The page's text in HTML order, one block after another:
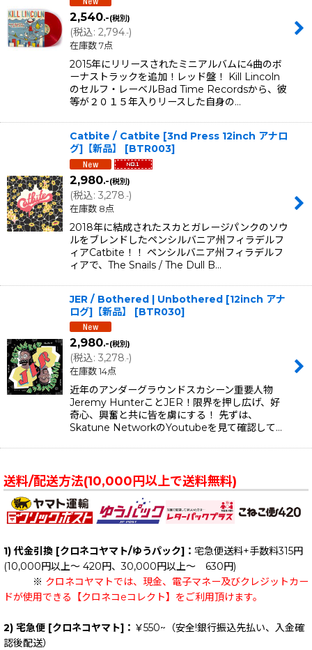
2,540.-(税別)
(税込: 2,794.-)
在庫数 7点
2015年にリリースされたミニアルバムに4曲のボ
ーナストラックを追加！レッド盤！ Kill Lincoln
のセルフ・レーベルBad Time Recordsから、彼
等が２０１５年入りリースした自身の…
Catbite / Catbite [3nd Press 12inch アナロ
グ]【新品】
[BTR003]
2,980.-(税別)
(税込: 3,278.-)
在庫数 8点
2018年に結成されたスカとガレージパンクのソウ
ルをブレンドしたペンシルバニア州フィラデルフ
ィアCatbite！！ ペンシルバニア州フィラデルフ
ィアで、The Snails / The Dull B…
JER / Bothered | Unbothered [12inch アナ
ログ]【新品】
[BTR030]
2,980.-(税別)
(税込: 3,278.-)
在庫数 14点
近年のアンダーグラウンドスカシーン重要人物
Jeremy HunterことJER！限界を押し広げ、好
奇心、興奮と共に皆を虜にする！ 先ずは、
Skatune NetworkのYoutubeを見て確認して…
送料/配送方法(10,000円以上で送料無料)
1) 代金引換 [クロネコヤマト/ゆうパック]： 宅急便送料+手数料315円
(10,000円以上～ 420円、30,000円以上～ 630円)
※ クロネコヤマトでは、現金、電子マネー及びクレジットカー
ドが使用できる【クロネコeコレクト】をご利用頂けます。
2) 宅急便 [クロネコヤマト]： ￥550~（安全!銀行振込先払い、入金確
認後配送）